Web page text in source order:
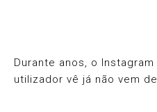
Durante anos, o
utilizador vê já não vem